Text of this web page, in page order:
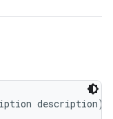
description)